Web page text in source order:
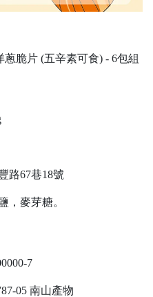
蔥脆片 (五辛素可食) - 6包組
路67巷18號
，麥芽糖。
7
05 南山產物